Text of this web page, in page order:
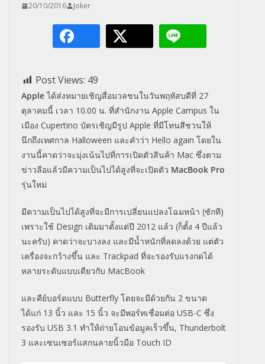
20/10/2016 Joker
Post Views: 49
Appleได้ส่งหมายเชิญสื่อมวลชนในวันพฤหัสบดีที่ 27
ตุลาคมนี้ เวลา 10.00 น. ที่สำนักงาน Apple Campus ใน
เมือง Cupertino บัตรเชิญมีรูป Apple ที่มีโทนสีชวนให้
นึกถึงเทศกาล Halloween และคำว่า Hello again โดยใน
งานนี้คาดว่าจะมุ่งเน้นไปที่การเปิดตัวสินค้า Mac ซึ่งตาม
ข่าวลือแล้วมีความเป็นไปได้สูงที่จะเปิดตัว MacBook Pro
รุ่นใหม่
มีความเป็นไปได้สูงที่จะมีการเปลี่ยนแปลงโฉมหน้า (ซักที)
เพราะใช้ Design เดิมมาตั้งแต่ปี 2012 แล้ว (ก็ตั้ง 4 ปีแล้ว
นะครับ) คาดว่าจะบางลง และมีน้ำหนักที่ลดลงด้วย แต่ตัว
เครื่องจะกว้างขึ้น และ Trackpad ที่จะรองรับแรงกดได้
หลายระดับแบบเดียวกับ MacBook
และคีย์บอร์ดแบบ Butterfly โดยจะมีด้วยกัน 2 ขนาด
ได้แก่ 13 นิ้ว และ 15 นิ้ว จะมีพอร์ทเชื่อมต่อ USB-C ซึ่ง
รองรับ USB 3.1 ทำให้ถ่ายโอนข้อมูลเร็วขึ้น, Thunderbolt
3 และเซนเซอร์แสกนลายนิ้วมือ Touch ID